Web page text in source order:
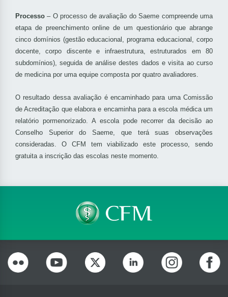
Processo – O processo de avaliação do Saeme compreende uma
etapa de preenchimento online de um questionário que abrange
cinco domínios (gestão educacional, programa educacional, corpo
docente, corpo discente e infraestrutura, estruturados em 80
subdomínios), seguida de análise destes dados e visita ao curso
de medicina por uma equipe composta por quatro avaliadores.
O resultado dessa avaliação é encaminhado para uma Comissão
de Acreditação que elabora e encaminha para a escola médica um
relatório pormenorizado. A escola pode recorrer da decisão ao
Conselho Superior do Saeme, que terá suas observações
consideradas. O CFM tem viabilizado este processo, sendo
gratuita a inscrição das escolas neste momento.